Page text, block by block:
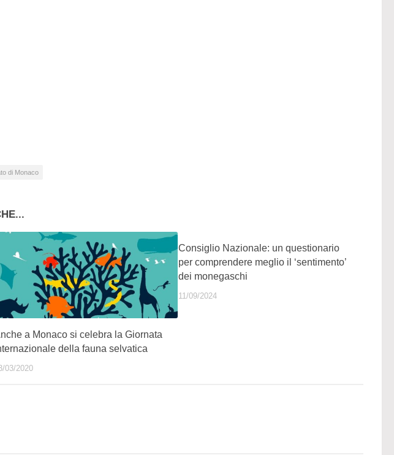
di Monaco
a Monaco si celebra la Giornata
della fauna selvatica
03/2020
Consiglio Nazionale: un questionario
per comprendere meglio il ‘sentimento’
dei monegaschi
11/09/2024